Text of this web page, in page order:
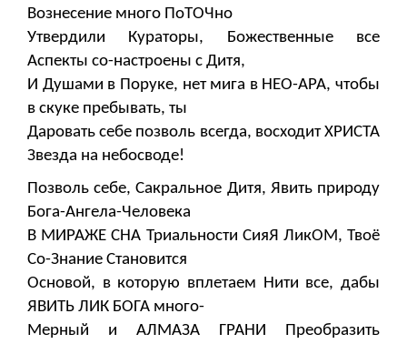
Вознесение много ПоТОЧно
Утвердили Кураторы, Божественные все
Аспекты со-настроены с Дитя,
И Душами в Поруке, нет мига в НЕО-АРА, чтобы
в скуке пребывать, ты
Даровать себе позволь всегда, восходит ХРИСТА
Звезда на небосводе!
Позволь себе, Сакральное Дитя, Явить природу
Бога-Ангела-Человека
В МИРАЖЕ СНА Триальности СияЯ ЛикОМ, Твоё
Со-Знание Становится
Основой, в которую вплетаем Нити все, дабы
ЯВИТЬ ЛИК БОГА много-
Мерный и АЛМАЗА ГРАНИ Преобразить